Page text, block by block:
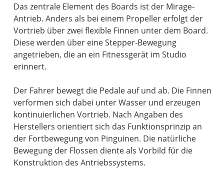
Das zentrale Element des Boards ist der Mirage-
Antrieb. Anders als bei einem Propeller erfolgt der
Vortrieb über zwei flexible Finnen unter dem Board.
Diese werden über eine Stepper-Bewegung
angetrieben, die an ein Fitnessgerät im Studio
erinnert.
Der Fahrer bewegt die Pedale auf und ab. Die Finnen
verformen sich dabei unter Wasser und erzeugen
kontinuierlichen Vortrieb. Nach Angaben des
Herstellers orientiert sich das Funktionsprinzip an
der Fortbewegung von Pinguinen. Die natürliche
Bewegung der Flossen diente als Vorbild für die
Konstruktion des Antriebssystems.